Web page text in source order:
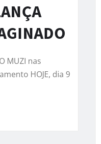
MUZI nas
HOJE, dia 9